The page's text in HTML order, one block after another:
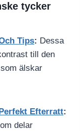
tycker
Tips: Dessa
till den
älskar
Efterratt:
delar